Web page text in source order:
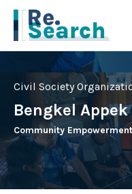
Civil Society
Bengkel Appek
Community